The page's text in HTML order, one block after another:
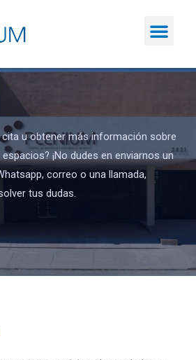
cita u obtener más información sobre
¡No dudes en enviarnos un
correo o una llamada,
tus dudas.